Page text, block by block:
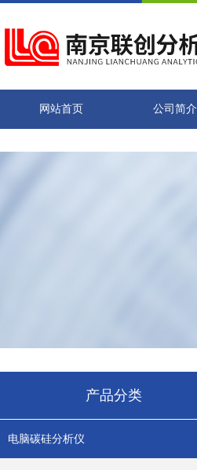
网站首页 公司简介
产品分类
电脑碳硅分析仪